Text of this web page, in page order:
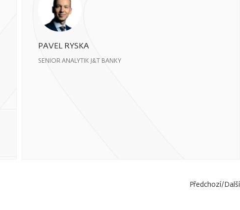
PAVEL RYSKA
SENIOR ANALYTIK J&T BANKY
Předchozí/Další